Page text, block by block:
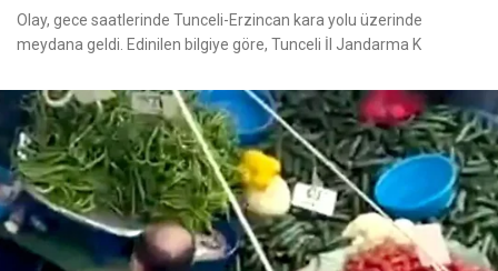
Olay, gece saatlerinde Tunceli-Erzincan kara yolu üzerinde
meydana geldi. Edinilen bilgiye göre, Tunceli İl Jandarma K